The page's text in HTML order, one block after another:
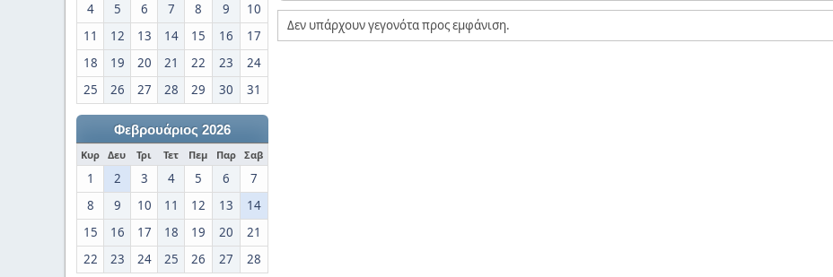
4
5 6 7 8 9
10
11
12 13 14 15 16
17
18
19 20 21 22 23
24
25
26 27 28 29 30 31
Φεβρουάριος 2026
Κυρ Δευ Τρι Τετ Πεμ Παρ Σαβ
1 2 3 4 5 6
7
8
9 10 11 12 13
14
15
16 17 18 19 20
21
22
23 24 25 26 27 28
Δεν υπάρχουν γεγονότα προς εμφάνιση.